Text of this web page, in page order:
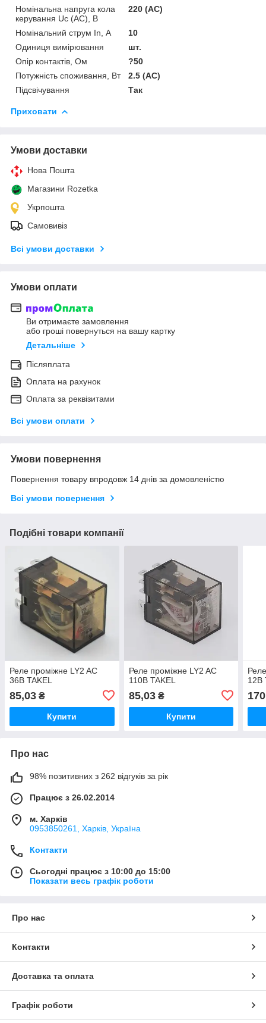
Номінальна напруга кола
керування Uс (AC), В
220 (AC)
Номінальний струм In, А
10
Одиниця вимірювання
шт.
Опір контактів, Ом
?50
Потужність споживання, Вт
2.5 (АС)
Підсвічування
Так
Приховати
Умови доставки
Нова Пошта
Магазини Rozetka
Укрпошта
Самовивіз
Всі умови доставки
Умови оплати
Ви отримаєте замовлення
або гроші повернуться на вашу картку
Детальніше
Післяплата
Оплата на рахунок
Оплата за реквізитами
Всі умови оплати
Умови повернення
Повернення товару впродовж 14 днів за домовленістю
Всі умови повернення
Подібні товари компанії
Реле проміжне LY2 AC
36В TAKEL
85,03 ₴
Купити
Реле проміжне LY2 AC
110В TAKEL
85,03₴
Купити
12В
Про нас
98% позитивних з 262 відгуків за рік
Працює з 26.02.2014
м. Харків
0953850261, Харків, Україна
Контакти
Сьогодні працює з 10:00 до 15:00
Показати весь графік роботи
Про нас
Контакти
Доставка та оплата
Графік роботи